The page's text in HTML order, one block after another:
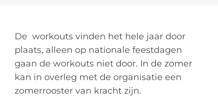
De workouts vinden het hele jaar door
plaats, alleen op nationale feestdagen
gaan de workouts niet door. In de zomer
kan in overleg met de organisatie een
zomerrooster van kracht zijn.